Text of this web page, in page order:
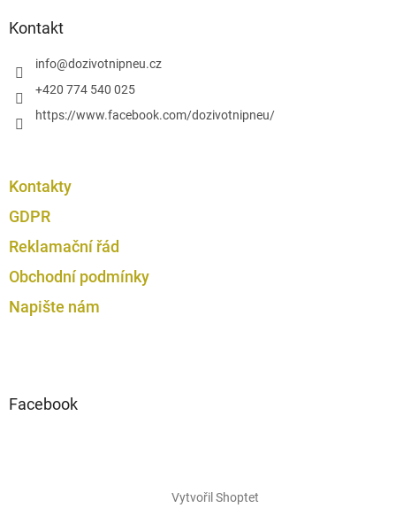
Kontakt
info@dozivotnipneu.cz
+420 774 540 025
https://www.facebook.com/dozivotnipneu/
Kontakty
GDPR
Reklamační řád
Obchodní podmínky
Napište nám
Facebook
Vytvořil Shoptet